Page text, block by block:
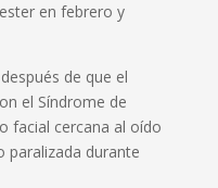
en febrero y
de que el
el Síndrome de
facial cercana al oído
paralizada durante